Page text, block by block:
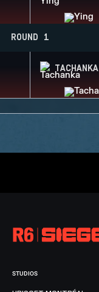
ROUND 1
TACHANKA
STUDIOS